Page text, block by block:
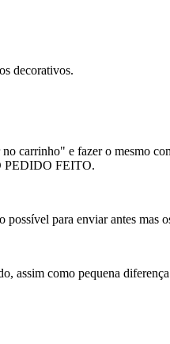
decorativos.
carrinho" e fazer o mesmo
PEDIDO FEITO.
para enviar antes mas
assim como pequena